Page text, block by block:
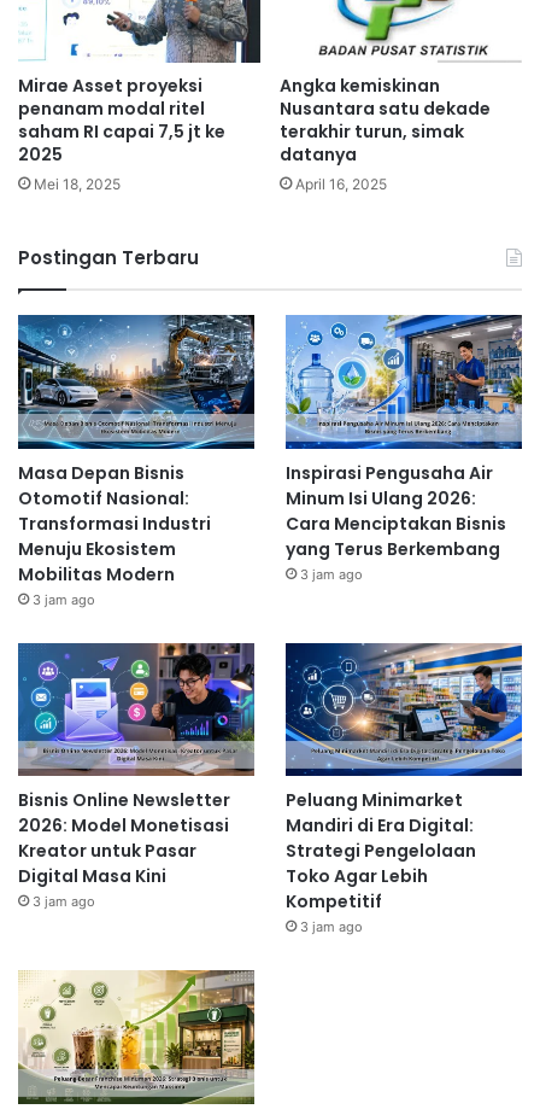
Mirae Asset proyeksi
penanam modal ritel
saham RI capai 7,5 jt ke
2025
Mei 18, 2025
Angka kemiskinan
Nusantara satu dekade
terakhir turun, simak
datanya
April 16, 2025
Postingan Terbaru
Masa Depan Bisnis
Otomotif Nasional:
Transformasi Industri
Menuju Ekosistem
Mobilitas Modern
3 jam ago
Inspirasi Pengusaha Air
Minum Isi Ulang 2026:
Cara Menciptakan Bisnis
yang Terus Berkembang
3 jam ago
Bisnis Online Newsletter
2026: Model Monetisasi
Kreator untuk Pasar
Digital Masa Kini
3 jam ago
Peluang Minimarket
Mandiri di Era Digital:
Strategi Pengelolaan
Toko Agar Lebih
Kompetitif
3 jam ago